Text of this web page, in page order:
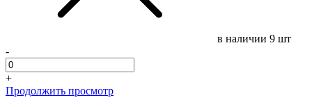
в наличии 9 шт
-
+
Продолжить просмотр